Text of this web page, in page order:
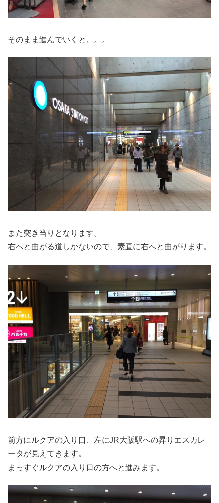
そのまま進んでいくと。。。
また突き当りとなります。
右へと曲がる道しかないので、素直に右へと曲がります。
前方にルクアの入り口、左にJR大阪駅への昇りエスカレ
ータが見えてきます。
まっすぐルクアの入り口の方へと進みます。